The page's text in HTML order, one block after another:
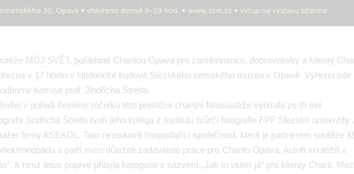
MŮJ SVĚT, pořádané Charitou Opava pro zaměstnance, dobrovolníky a klienty
v 17 hodin v Historické budově Slezského zemského muzea v Opavě. Výherci zde
komise prof. Jindřicha Štreita.
v pořadí šestého ročníku této prestižní charitní fotosoutěže vybírala ze tří set
Jindřicha Štreita tvoří jeho kolega z Institutu tvůrčí fotografie FPF Slezské univerzity
firmy ASEKOL. Tato neziskově hospodařící společnost, která je partnerem soutěže již
a patří mezi důležité zadavatelé práce pro Charitu Opava. Autoři soutěžili v
k nimž letos poprvé přibyla kategorie s názvem „Jak to vidím já“ pro klienty Charit.